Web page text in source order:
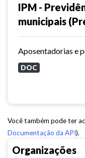
Organizações
IPM -
municipais
DOC
Você também pode ter
Documentação da API).